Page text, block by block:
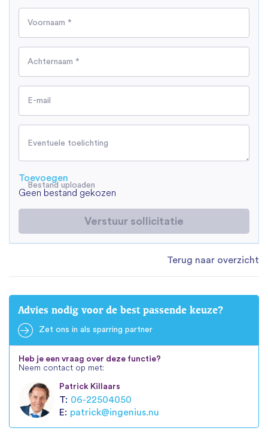
Voornaam *
Achternaam *
E-mail
Eventuele toelichting
Bestand uploaden
Toevoegen
Geen bestand gekozen
Verstuur sollicitatie
Terug naar overzicht
Advies nodig voor de best passende keuze?
Zet ons in als sparring partner
Heb je een vraag over deze functie?
Neem contact op met:
Patrick Killaars
T: 06-22504050
E: patrick@ingenius.nu